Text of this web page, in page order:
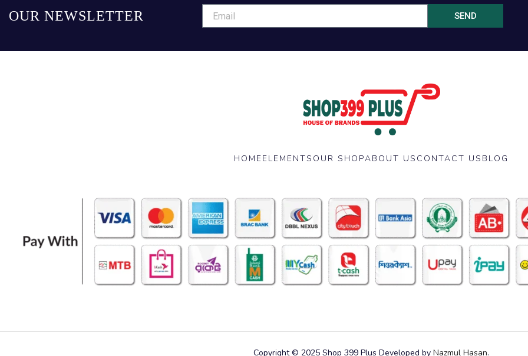
OUR NEWSLETTER SEND
HOMEELEMENTS OUR SHOPABOUT US CONTACT US BLOG
Copyright © 2025 Shop 399 Plus Developed by Nazmul Hasan.